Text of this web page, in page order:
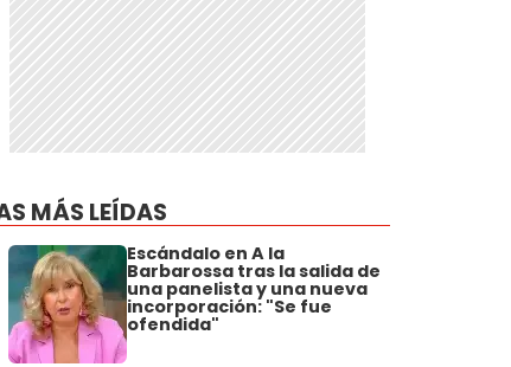
MÁS LEÍDAS
Escándalo en A la
Barbarossa tras la salida de
una panelista y una nueva
incorporación: "Se fue
ofendida"